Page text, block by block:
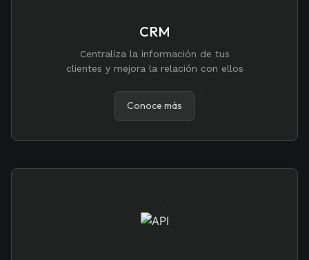
CRM
Centraliza la información de tus
clientes y mejora la relación con ellos
Conoce más